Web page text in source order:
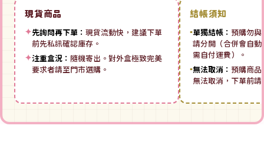
現貨商品
✦先詢問再下單： 現貨流動快，建議下單
前先私訊確認庫存。
✦注重盒況： 隨機寄出。對外盒極致完美
要求者請至門市選購。
結帳須知
▪單獨結帳： 預購勿與
請分開（合併會自
需自付運費）。
▪無法取消： 預購商品
無法取消，下單前